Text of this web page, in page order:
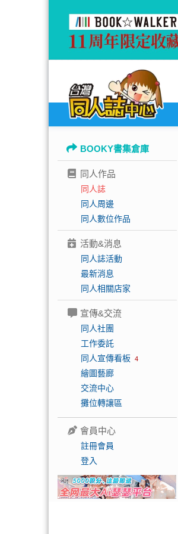
BOOKY書集倉庫
同人作品
同人誌
同人周邊
同人數位作品
活動&消息
同人誌活動
最新消息
同人相關店家
宣傳&交流
同人社團
工作委託
同人宣傳看板 4
繪圖藝廊
交流中心
攤位轉讓區
會員中心
註冊會員
登入